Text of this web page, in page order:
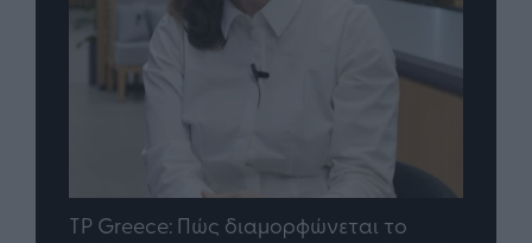
TP Greece: Πώς διαμορφώνεται το